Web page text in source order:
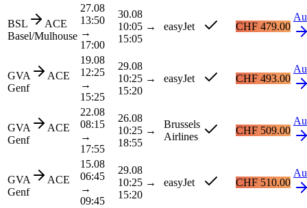
BSL
ACE
Basel/Mulhouse
27.08
13:50
→
17:00
30.08
10:05 →
15:05
easyJet CHF 479.00
GVA
ACE
Genf
19.08
12:25
→
15:25
29.08
10:25 →
15:20
easyJet CHF 493.00
GVA
ACE
Genf
22.08
08:15
→
17:55
26.08
10:25 →
18:55
Brussels
Airlines
CHF 509.00
GVA
ACE
Genf
15.08
06:45
→
09:45
29.08
10:25 →
15:20
easyJet CHF 510.00